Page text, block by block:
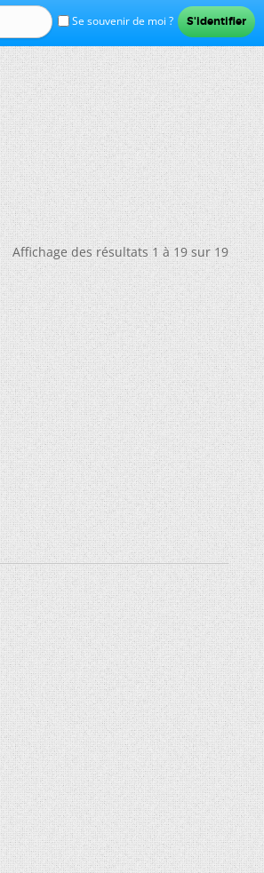
Se souvenir de moi ?
Affichage des résultats 1 à 19 sur 19